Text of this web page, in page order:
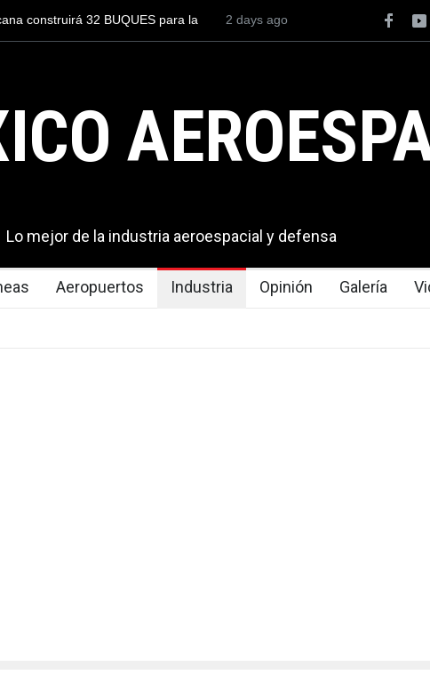
volar los nuevos C-130J mexicanos
México se posiciona como el
del mundo, al superar los
exportaciones en el 2025.
2 days ago
Lo mejor de la industria aeroespacial y defensa
Aeropuertos Industria Opinión Galería